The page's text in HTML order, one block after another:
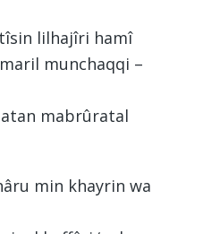
lilhajîri hamî
munchaqqi –
mabrûratal
min khayrin wa